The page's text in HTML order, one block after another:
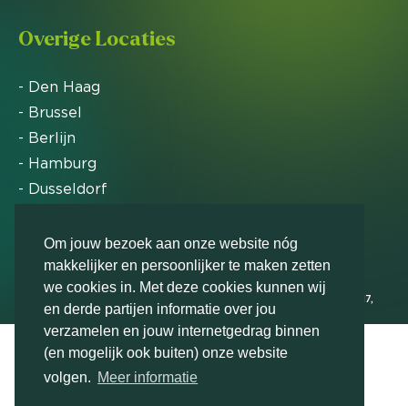
Om jouw bezoek aan onze website nóg
makkelijker en persoonlijker te maken zetten
we cookies in. Met deze cookies kunnen wij
en derde partijen informatie over jou
verzamelen en jouw internetgedrag binnen
(en mogelijk ook buiten) onze website
volgen. Meer informatie
Overige Locaties
- Den Haag
- Brussel
- Berlijn
- Hamburg
- Dusseldorf
Markteffect is door het Financieele Dagblad
uitgeroepen tot FD Gazelle in 2012, 2015, 2016, 2017,
2018, 2019, 2020, 2021, 2022, 2023, 2024 en 2025